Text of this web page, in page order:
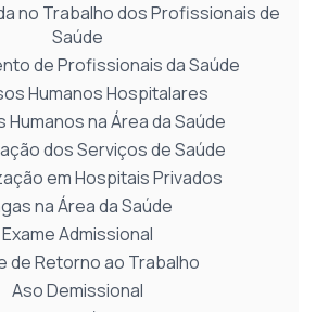
no Trabalho dos Profissionais de
Saúde
de Profissionais da Saúde
Humanos Hospitalares
Humanos na Área da Saúde
dos Serviços de Saúde
em Hospitais Privados
na Área da Saúde
Exame Admissional
de Retorno ao Trabalho
Aso Demissional